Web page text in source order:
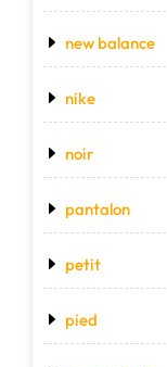
new balance
nike
noir
pantalon
petit
pied